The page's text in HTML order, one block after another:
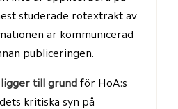
studerade rotextrakt av
är kommunicerad
publiceringen.
till grund för HoA:s
kritiska syn på